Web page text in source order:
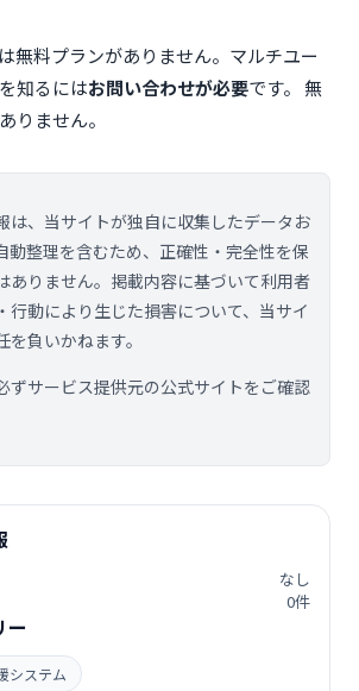
無料プランがありません。マルチユー
知るにはお問い合わせが必要です。 無
りません。
は、当サイトが独自に収集したデータお
動整理を含むため、正確性・完全性を保
ありません。掲載内容に基づいて利用者
行動により生じた損害について、当サイ
を負いかねます。
ずサービス提供元の公式サイトをご確認
なし
0件
ー
システム